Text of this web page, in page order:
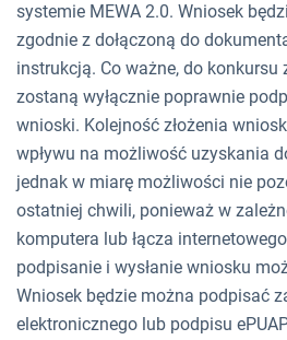
systemie MEWA 2.0. Wniosek
zgodnie z dołączoną do
instrukcją. Co ważne, do
zostaną wyłącznie poprawnie
wnioski. Kolejność złożenia
wpływu na możliwość uzyskania
jednak w miarę możliwości nie
ostatniej chwili, ponieważ w
komputera lub łącza
podpisanie i wysłanie wniosku
Wniosek będzie można podpisać
elektronicznego lub podpisu